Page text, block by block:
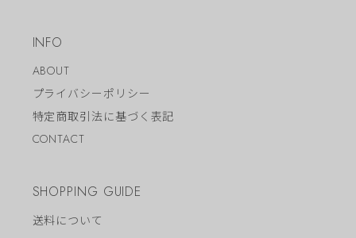
INFO
ABOUT
プライバシーポリシー
特定商取引法に基づく表記
CONTACT
SHOPPING GUIDE
送料について